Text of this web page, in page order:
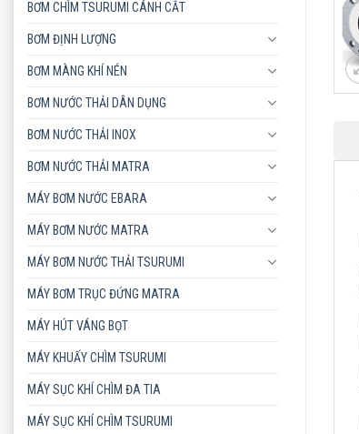
BƠM CHÌM TSURUMI CÁNH CẮT
BƠM ĐỊNH LƯỢNG
BƠM MÀNG KHÍ NÉN
BƠM NƯỚC THẢI DÂN DỤNG
BƠM NƯỚC THẢI INOX
BƠM NƯỚC THẢI MATRA
MÁY BƠM NƯỚC EBARA
MÁY BƠM NƯỚC MATRA
MÁY BƠM NƯỚC THẢI TSURUMI
MÁY BƠM TRỤC ĐỨNG MATRA
MÁY HÚT VÁNG BỌT
MÁY KHUẤY CHÌM TSURUMI
MÁY SỤC KHÍ CHÌM ĐA TIA
MÁY SỤC KHÍ CHÌM TSURUMI